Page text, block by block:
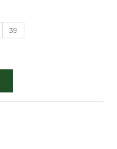
39